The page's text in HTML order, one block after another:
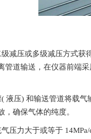
减压或多级减压方式获得
管道输送，在仪器
压) 和输送管道将载气输
确保气体的纯度。
充气压力大于或等于